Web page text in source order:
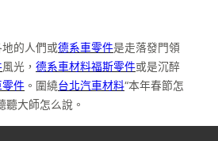
的人們或德系車零件是走落發門領
風光， 德系車材料福斯零件或是沉醉
零件 。圍繞台北汽車材料“本年春節怎
聽大師怎么說。